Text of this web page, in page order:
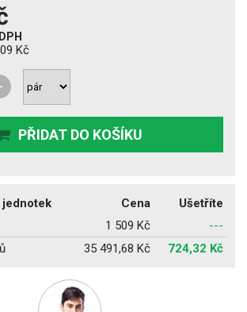
Kč
PŘIDAT DO KOŠÍKU
jednotek Cena
Ušetříte
1 509 Kč
---
35 491,68 Kč 724,32 Kč